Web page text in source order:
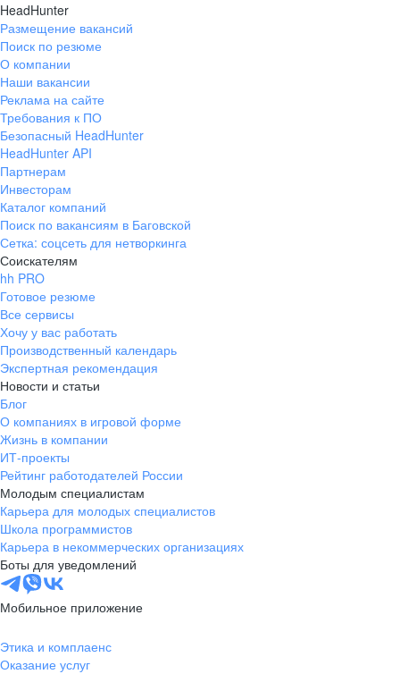
HeadHunter
Размещение вакансий
Поиск по резюме
О компании
Наши вакансии
Реклама на сайте
Требования к ПО
Безопасный HeadHunter
HeadHunter API
Партнерам
Инвесторам
Каталог компаний
Поиск по вакансиям в Баговской
Сетка: соцсеть для нетворкинга
Соискателям
hh PRO
Готовое резюме
Все сервисы
Хочу у вас работать
Производственный календарь
Экспертная рекомендация
Новости и статьи
Блог
О компаниях в игровой форме
Жизнь в компании
ИТ-проекты
Рейтинг работодателей России
Молодым специалистам
Карьера для молодых специалистов
Школа программистов
Карьера в некоммерческих организациях
Боты для уведомлений
Мобильное приложение
Этика и комплаенс
Оказание услуг